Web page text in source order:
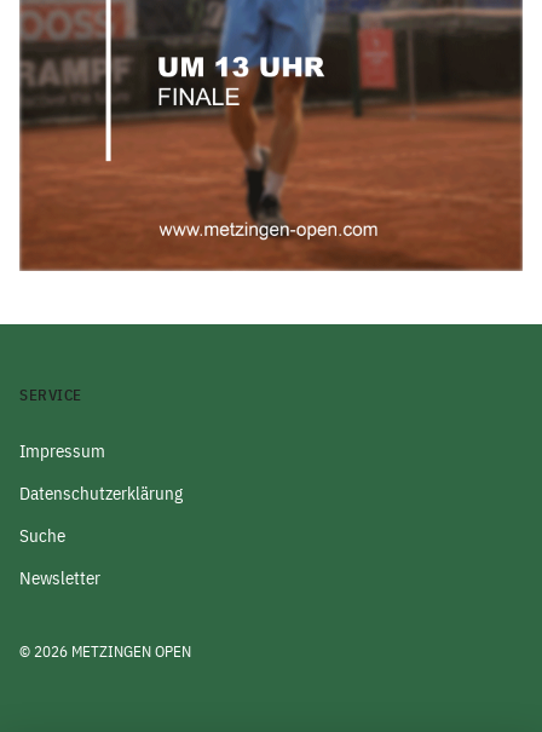
SERVICE
Impressum
Datenschutzerklärung
Suche
Newsletter
© 2026 METZINGEN OPEN